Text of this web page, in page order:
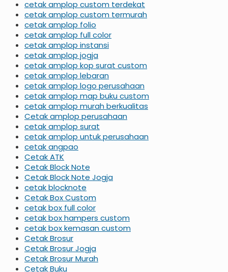
cetak amplop custom terdekat
cetak amplop custom termurah
cetak amplop folio
cetak amplop full color
cetak amplop instansi
cetak amplop jogja
cetak amplop kop surat custom
cetak amplop lebaran
cetak amplop logo perusahaan
cetak amplop map buku custom
cetak amplop murah berkualitas
Cetak amplop perusahaan
cetak amplop surat
cetak amplop untuk perusahaan
cetak angpao
Cetak ATK
Cetak Block Note
Cetak Block Note Jogja
cetak blocknote
Cetak Box Custom
cetak box full color
cetak box hampers custom
cetak box kemasan custom
Cetak Brosur
Cetak Brosur Jogja
Cetak Brosur Murah
Cetak Buku